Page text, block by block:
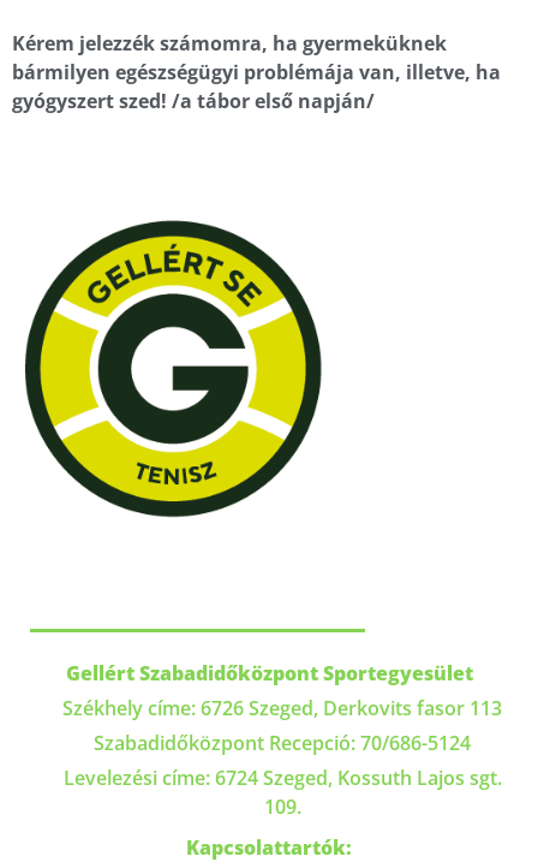
Kérem jelezzék számomra, ha gyermeküknek
bármilyen egészségügyi problémája van, illetve, ha
gyógyszert szed! /a tábor első napján/
Gellért Szabadidőközpont Sportegyesület
Székhely címe: 6726 Szeged, Derkovits fasor 113
Szabadidőközpont Recepció: 70/686-5124
Levelezési címe: 6724 Szeged, Kossuth Lajos sgt.
109.
Kapcsolattartók: